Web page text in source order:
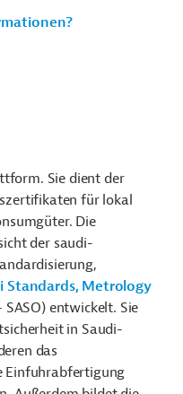
Sie dient der
für lokal
Die
der saudi-
Standards, Metrology
SASO) entwickelt. Sie
in Saudi-
das
Einfuhrabfertigung